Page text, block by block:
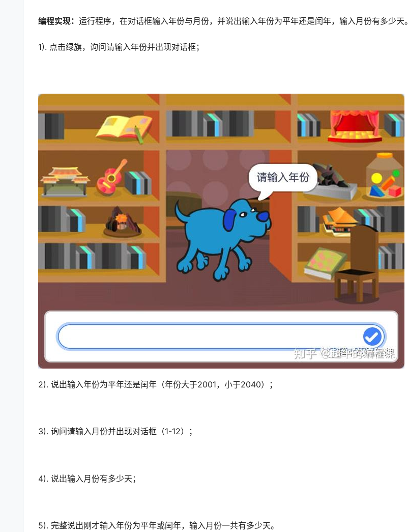
编程实现： 运行程序，在对话框输入年份与月份，并说出输入年份为平年还是闰年，输入月份有多少天。
1). 点击绿旗，询问请输入年份并出现对话框；
2). 说出输入年份为平年还是闰年（年份大于2001，小于2040）；
3). 询问请输入月份并出现对话框（1-12）；
4). 说出输入月份有多少天；
5). 完整说出刚才输入年份为平年或闰年，输入月份一共有多少天。